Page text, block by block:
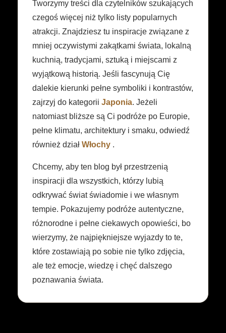
Tworzymy treści dla czytelników szukających
czegoś więcej niż tylko listy popularnych
atrakcji. Znajdziesz tu inspiracje związane z
mniej oczywistymi zakątkami świata, lokalną
kuchnią, tradycjami, sztuką i miejscami z
wyjątkową historią. Jeśli fascynują Cię
dalekie kierunki pełne symboliki i kontrastów,
zajrzyj do kategorii Japonia. Jeżeli
natomiast bliższe są Ci podróże po Europie,
pełne klimatu, architektury i smaku, odwiedź
również dział Włochy .
Chcemy, aby ten blog był przestrzenią
inspiracji dla wszystkich, którzy lubią
odkrywać świat świadomie i we własnym
tempie. Pokazujemy podróże autentyczne,
różnorodne i pełne ciekawych opowieści, bo
wierzymy, że najpiękniejsze wyjazdy to te,
które zostawiają po sobie nie tylko zdjęcia,
ale też emocje, wiedzę i chęć dalszego
poznawania świata.